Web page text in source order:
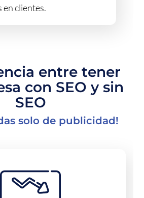
en clientes.
entre tener
con SEO y sin
SEO
solo de publicidad!